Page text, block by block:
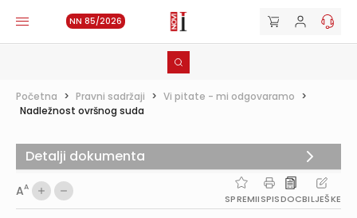
NN 85/2026
Početna > Pravni sadržaji > Vi pitate - mi odgovaramo >
Nadležnost ovršnog suda
AA
SPREMIISPISDOCBILJEŠKE
Detalji dokumenta